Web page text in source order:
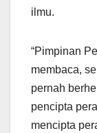
ilmu.
“Pimpinan
membaca,
pernah
pencipta
mencipta